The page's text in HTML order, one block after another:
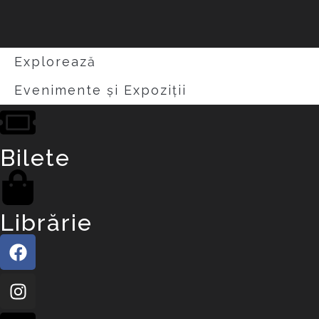
Explorează
Evenimente și Expoziții
Bilete
Librărie